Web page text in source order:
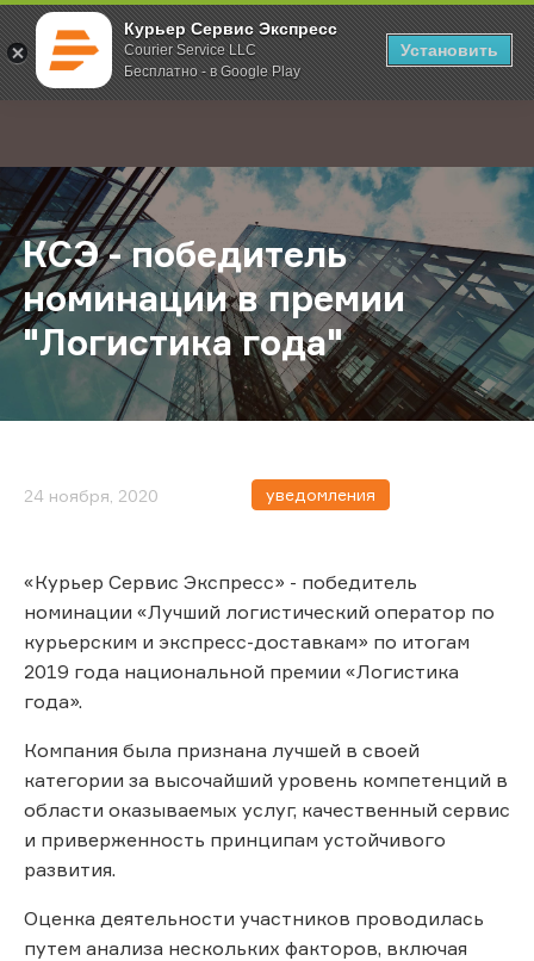
Курьер Сервис Экспресс
Courier Service LLC
Бесплатно - в Google Play
Установить
; Главная О компании Новости КСЭ - победитель номинации в
КСЭ - победитель
номинации в премии
"Логистика года"
24 ноября, 2020 уведомления
«Курьер Сервис Экспресс» - победитель
номинации «Лучший логистический оператор по
курьерским и экспресс-доставкам» по итогам
2019 года национальной премии «Логистика
года».
Компания была признана лучшей в своей
категории за высочайший уровень компетенций в
области оказываемых услуг, качественный сервис
и приверженность принципам устойчивого
развития.
Оценка деятельности участников проводилась
путем анализа нескольких факторов, включая